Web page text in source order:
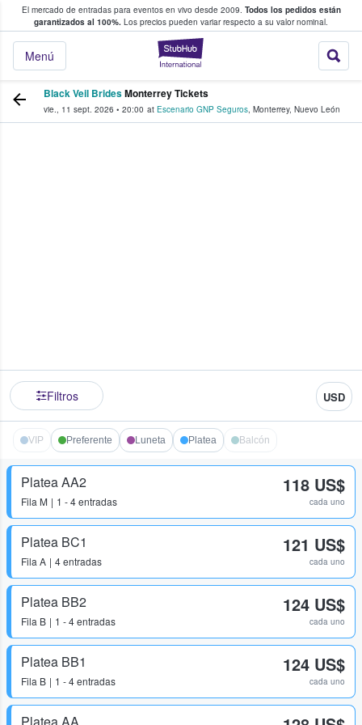
El mercado de entradas para eventos en vivo desde 2009. Todos los pedidos están
garantizados al 100%. Los precios pueden variar respecto a su valor nominal.
StubHub:
Menú
y venta de entradas entre fans
Black Veil BridesMonterrey Tickets
vie., 11 sept. 2026 • 20:00 at Escenario GNP Seguros, Monterrey, Nuevo León
Filtros USD
VIP Preferente Luneta Platea Balcón
Platea AA2
Fila M 1 - 4 entradas
118 US$
cada uno
Platea BC1
Fila A 4 entradas
121 US$
cada uno
Platea BB2
Fila B 1 - 4 entradas
124 US$
cada uno
Platea BB1
Fila B 1 - 4 entradas
124 US$
cada uno